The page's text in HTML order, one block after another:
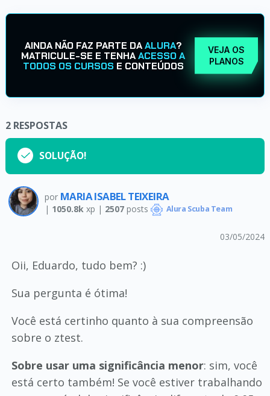
AINDA NÃO FAZ PARTE DAALURA?
MATRICULE-SE E TENHAACESSO A
TODOS OS CURSOS E CONTEÚDOS
VEJA OS
PLANOS
2 RESPOSTAS
SOLUÇÃO!
por MARIA ISABEL TEIXEIRA
| 1050.8k xp | 2507posts Alura Scuba Team
03/05/2024
Oii, Eduardo, tudo bem? :)
Sua pergunta é ótima!
Você está certinho quanto à sua compreensão
sobre o ztest.
Sobre usar uma significância menor: sim, você
está certo também! Se você estiver trabalhando